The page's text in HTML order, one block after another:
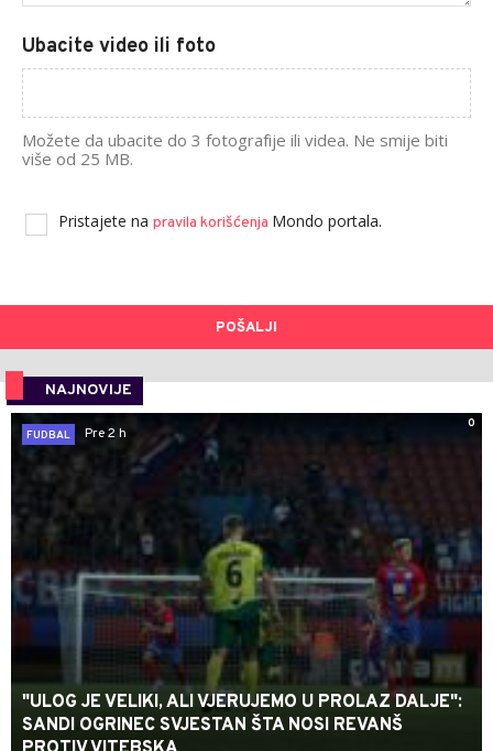
Ubacite video ili foto
Možete da ubacite do 3 fotografije ili videa. Ne smije biti
više od 25 MB.
Pristajete na pravila korišćenja Mondo portala.
POŠALJI
NAJNOVIJE
0
FUDBAL
Pre 2 h
"ULOG JE VELIKI, ALI VJERUJEMO U PROLAZ DALJE":
SANDI OGRINEC SVJESTAN ŠTA NOSI REVANŠ